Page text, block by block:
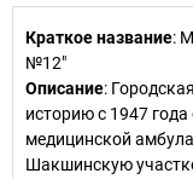
Краткое название:
№12"
Описание:
историю с 1947
медицинской
Шакшинскую